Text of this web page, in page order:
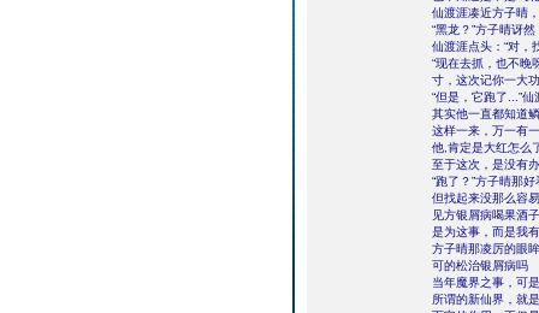
仙渡涯凑近方子晴
“黑龙？”方子晴讶
仙渡涯点头：“对，
“现在去抓，也不晚
寸，这次记你一大
“但是，它跑了...”仙
其实他一直都知道
这样一来，万一有
他,肯定是大红怎么
至于这次，是没有
“跑了？”方子晴那
但找起来没那么容
见方银屑病喝果酒
是为这事，而是我
方子晴那凌厉的眼
可的松治银屑病吗
当年魔界之事，可
所谓的新仙界，就